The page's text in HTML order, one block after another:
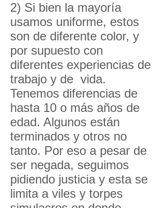
2) Si bien la mayoría
usamos uniforme, estos
son de diferente color, y
por supuesto con
diferentes experiencias de
trabajo y de vida.
Tenemos diferencias de
hasta 10 o más años de
edad. Algunos están
terminados y otros no
tanto. Por eso a pesar de
ser negada, seguimos
pidiendo justicia y esta se
limita a viles y torpes